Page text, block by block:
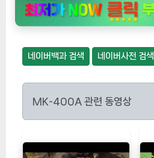
네이버백과 검색 네이버사전 검색
MK-400A 관련 동영상